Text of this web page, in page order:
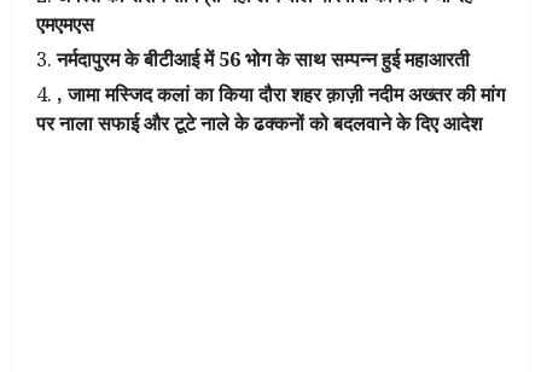
एमएमएस
नर्मदापुरम के बीटीआई में 56 भोग के साथ सम्पन्न हुई महाआरती
, जामा मस्जिद कलां का किया दौरा शहर क़ाज़ी नदीम अख्तर की मांग
पर नाला सफाई और टूटे नाले के ढक्कनों को बदलवाने के दिए आदेश